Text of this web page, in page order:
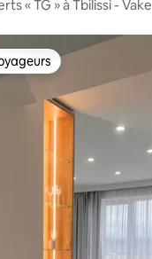
« TG » à Tbilissi - Vake